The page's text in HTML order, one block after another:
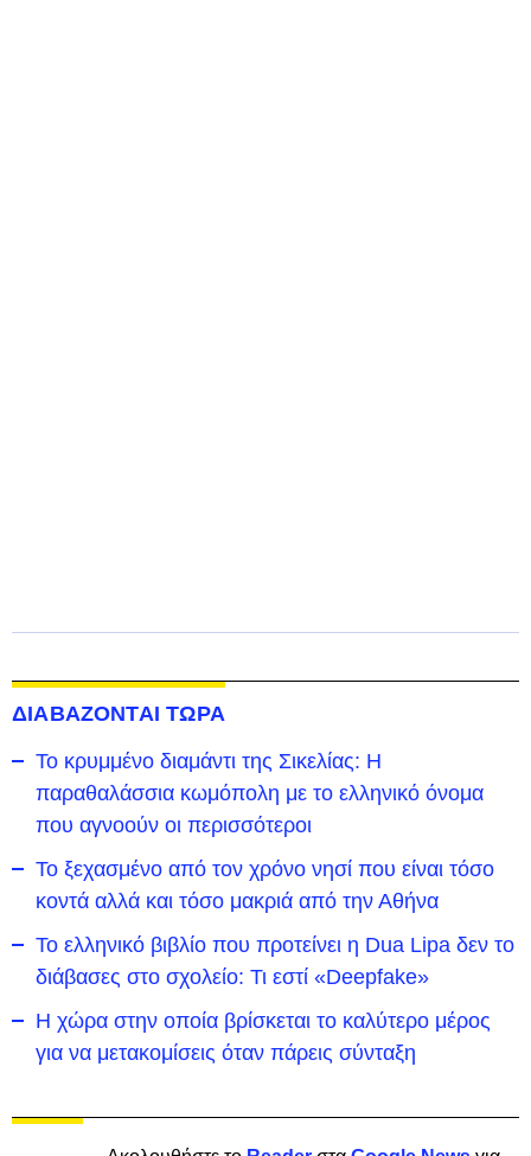
ΔΙΑΒΑΖΟΝΤΑΙ ΤΩΡΑ
Το κρυμμένο διαμάντι της Σικελίας: Η
παραθαλάσσια κωμόπολη με το ελληνικό όνομα
που αγνοούν οι περισσότεροι
To ξεχασμένο από τον χρόνο νησί που είναι τόσο
κοντά αλλά και τόσο μακριά από την Αθήνα
Το ελληνικό βιβλίο που προτείνει η Dua Lipa δεν το
διάβασες στο σχολείο: Τι εστί «Deepfake»
Η χώρα στην οποία βρίσκεται το καλύτερο μέρος
για να μετακομίσεις όταν πάρεις σύνταξη